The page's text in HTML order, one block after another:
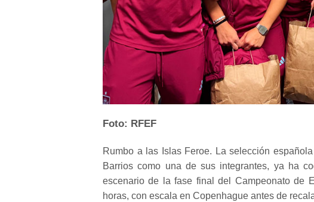
Foto: RFEF
Rumbo a las Islas Feroe. La selección
Barrios como una de sus integrantes, ya ha
escenario de la fase final del Campeonato de
horas, con escala en Copenhague antes de